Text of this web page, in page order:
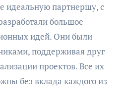
идеальную партнершу, с
большое
идей. Они были
поддерживая друг
проектов. Все их
без вклада каждого из